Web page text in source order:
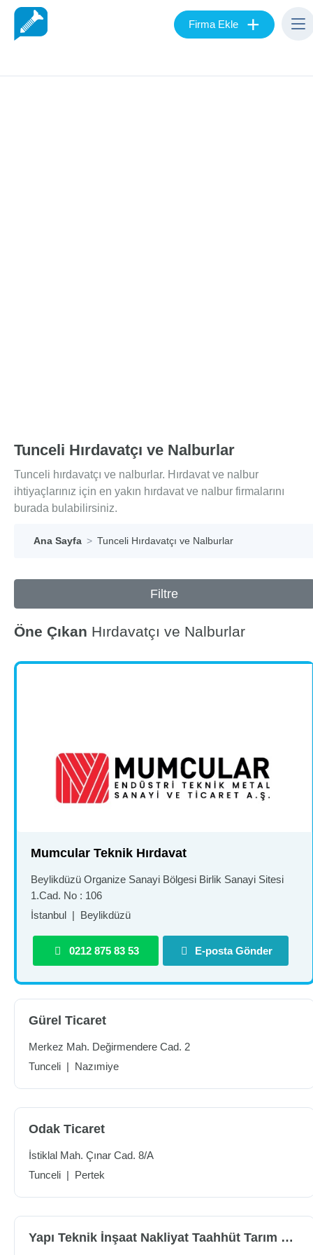
Firma Ekle +
Tunceli Hırdavatçı ve Nalburlar
Tunceli hırdavatçı ve nalburlar. Hırdavat ve nalbur
ihtiyaçlarınız için en yakın hırdavat ve nalbur firmalarını
burada bulabilirsiniz.
Ana Sayfa Tunceli Hırdavatçı ve Nalburlar
Filtre
Öne Çıkan Hırdavatçı ve Nalburlar
Mumcular Teknik Hırdavat
Beylikdüzü Organize Sanayi Bölgesi Birlik Sanayi Sitesi
1.Cad. No : 106
İstanbul | Beylikdüzü
0212 875 83 53 E-posta Gönder
Gürel Ticaret
Merkez Mah. Değirmendere Cad. 2
Tunceli | Nazımiye
Odak Ticaret
İstiklal Mah. Çınar Cad. 8/A
Tunceli | Pertek
Yapı Teknik İnşaat Nakliyat Taahhüt Tarım Soğutma San.tic.ltd.şti.